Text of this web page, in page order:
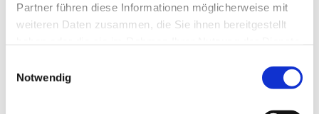
Partner führen diese Informationen möglicherweise mit
weiteren Daten zusammen, die Sie ihnen bereitgestellt
Notwendig